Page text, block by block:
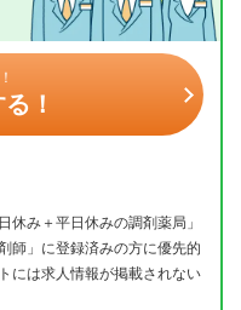
！
休み＋平日休みの調剤薬局」
師」に登録済みの方に優先的
には求人情報が掲載されない